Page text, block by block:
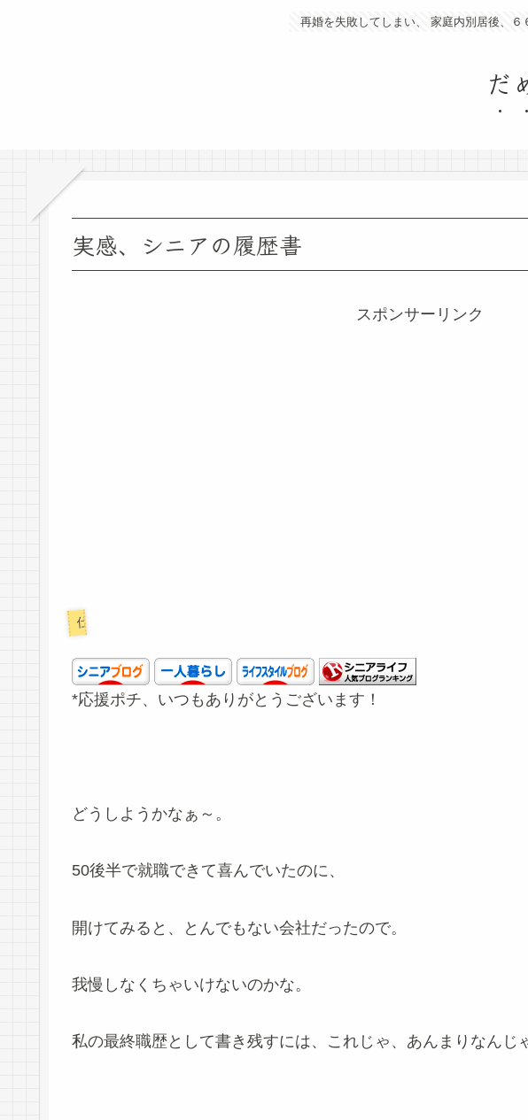
再婚を失敗してしまい、 家庭内別居後、
だ
実感、シニアの履歴書
スポンサーリンク
仕事
*応援ポチ、いつもありがとうございます！
どうしようかなぁ～。
50後半で就職できて喜んでいたのに、
開けてみると、とんでもない会社だったので。
我慢しなくちゃいけないのかな。
私の最終職歴として書き残すには、これじゃ、あんまりなんじ